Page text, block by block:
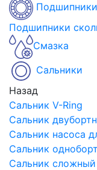
Подшипники
Смазка
Сальники
Назад
Сальник V-Ring
Сальник
Сальник насоса
Сальник
Сальник сложный